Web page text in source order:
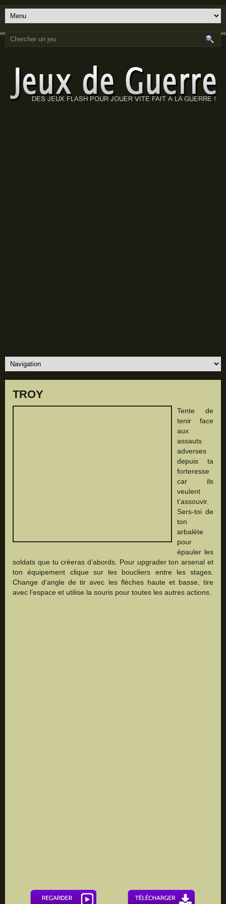
TROY
Tente de
tenir face
aux
assauts
adverses
depuis ta
forteresse
car ils
veulent
t’assouvir.
Sers-toi de
ton
arbalète
pour
épauler les
soldats que tu créeras d’abords. Pour upgrader ton arsenal et
ton équipement clique sur les boucliers entre les stages.
Change d’angle de tir avec les flèches haute et basse, tire
avec l’espace et utilise la souris pour toutes les autres actions.